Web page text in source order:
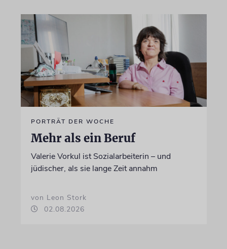
PORTRÄT DER WOCHE
Mehr als ein Beruf
Valerie Vorkul ist Sozialarbeiterin – und
jüdischer, als sie lange Zeit annahm
von Leon Stork
02.08.2026